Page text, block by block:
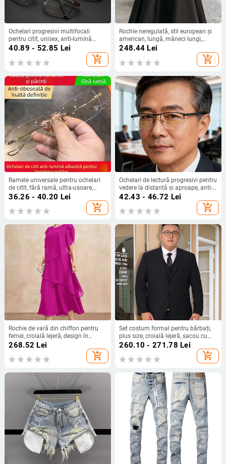
Ochelari progresivi multifocali
pentru citit, unisex, anti-lumină
albastră, pentru distanță și aproape
40.89 - 52.85 Lei
add_shopping_cart
Rochie neregulată, stil european și
american, lungă, mâneci lungi,
poliester
248.44 Lei
add_shopping_cart
Ramele universale pentru ochelari
de citit, fără ramă, ultra-ușoare,
aspect natural, vizual subțiază fața,
prezbiopie, protecție împotriva
estetică chineză
36.26 - 40.20 Lei
add_shopping_cart
Ochelari de lectură progresivi pentru
vedere la distanță și aproape, anti-
lumină albastră, multifocali, pentru
bărbați și femei, zoom inteligent,
ușori
42.43 - 46.72 Lei
add_shopping_cart
Rochie de vară din chiffon pentru
femei, croială lejeră, design în
straturi, guler rotund, mâneci clopot,
268.52 Lei
add_shopping_cart
Set costum formal pentru bărbați,
plus size, croială lejeră, sacou cu
două nasturi, material poliester, fără
260.10 - 271.78 Lei
add_shopping_cart